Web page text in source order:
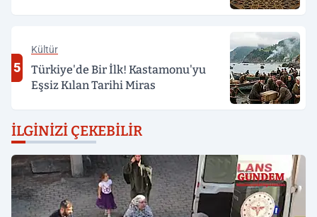
5
Kültür
Türkiye'de Bir İlk! Kastamonu'yu
Eşsiz Kılan Tarihi Miras
İLGINIZI ÇEKEBILIR